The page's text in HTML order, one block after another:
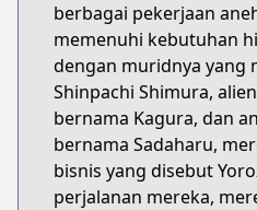
berbagai pekerjaan
memenuhi kebutuhan
dengan muridnya yang
Shinpachi Shimura,
bernama Kagura, dan
bernama Sadaharu,
bisnis yang disebut
perjalanan mereka,